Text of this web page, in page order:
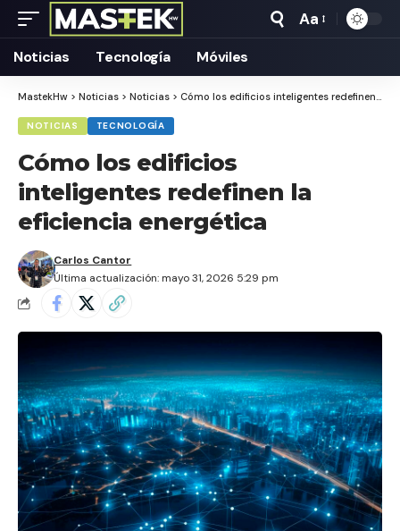
Tamaño
Aa
Noticias Tecnología Móviles
MastekHw > Noticias > Noticias > Cómo los edificios inteligentes redefinen la eficiencia energética
NOTICIAS TECNOLOGÍA
Cómo los edificios
inteligentes redefinen la
eficiencia energética
Última actualización: mayo 31, 2026 5:29 pm
Carlos Cantor